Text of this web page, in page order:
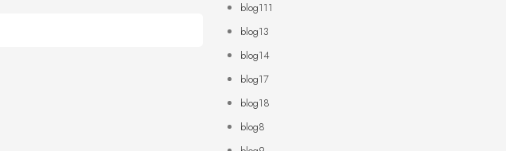
blog111
blog13
blog14
blog17
blog18
blog8